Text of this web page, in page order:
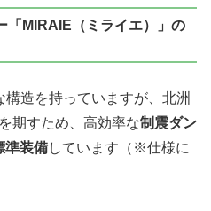
「MIRAIE（ミライエ）」の
造を持っていますが、北洲
期すため、高効率な制震ダン
準装備しています（※仕様に